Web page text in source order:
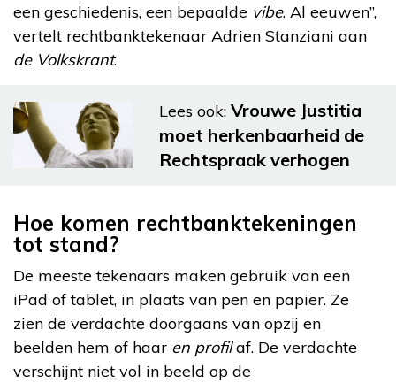
een geschiedenis, een bepaalde vibe. Al eeuwen”,
vertelt rechtbanktekenaar Adrien Stanziani aan
de Volkskrant.
Lees ook: Vrouwe Justitia
moet herkenbaarheid de
Rechtspraak verhogen
Hoe komen rechtbanktekeningen
tot stand?
De meeste tekenaars maken gebruik van een
iPad of tablet, in plaats van pen en papier. Ze
zien de verdachte doorgaans van opzij en
beelden hem of haar en profilaf. De verdachte
verschijnt niet vol in beeld op de